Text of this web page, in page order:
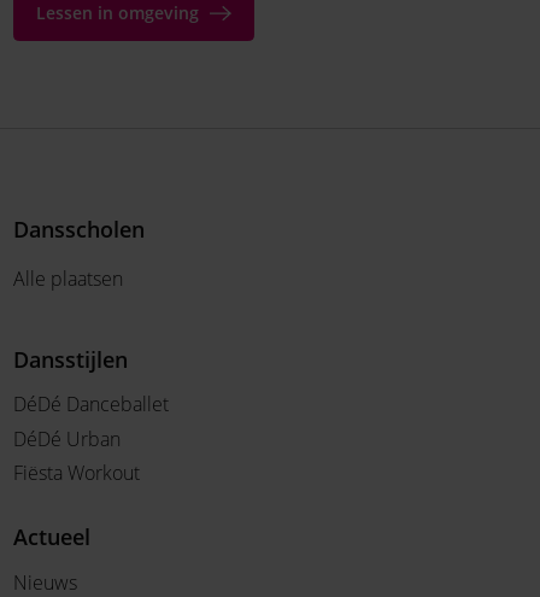
Lessen in omgeving
Dansscholen
Alle plaatsen
Dansstijlen
DéDé Danceballet
DéDé Urban
Fiësta Workout
Actueel
Nieuws